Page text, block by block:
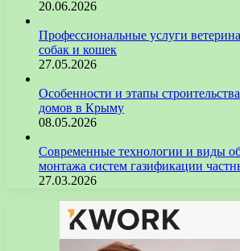
20.06.2026
Профессиональные услуги
собак и кошек
27.05.2026
Особенности и этапы
домов в Крыму
08.05.2026
Современные технологии и виды
монтажа систем газификации
27.03.2026